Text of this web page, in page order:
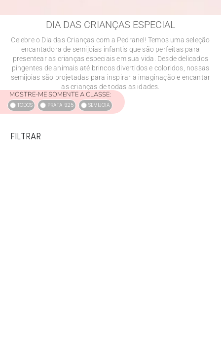
DIA DAS CRIANÇAS ESPECIAL
Celebre o Dia das Crianças com a Pedranel! Temos uma seleção
encantadora de semijoias infantis que são perfeitas para
presentear as crianças especiais em sua vida. Desde delicados
pingentes de animais até brincos divertidos e coloridos, nossas
semijoias são projetadas para inspirar a imaginação e encantar
as crianças de todas as idades.
MOSTRE-ME SOMENTE A CLASSE:
TODOS PRATA 925 SEMIJOIA
FILTRAR